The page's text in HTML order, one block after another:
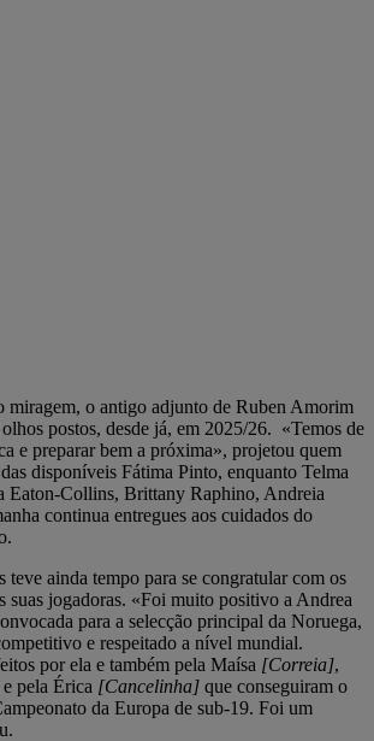
miragem, o antigo adjunto de Ruben Amorim
postos, desde já, em 2025/26. «Temos de
e preparar bem a próxima», projetou quem
disponíveis Fátima Pinto, enquanto Telma
Eaton-Collins, Brittany Raphino, Andreia
continua entregues aos cuidados do
teve ainda tempo para se congratular com os
suas jogadoras. «Foi muito positivo a Andrea
para a selecção principal da Noruega,
e respeitado a nível mundial.
por ela e também pela Maísa [Correia],
pela Érica [Cancelinha] que conseguiram o
da Europa de sub-19. Foi um